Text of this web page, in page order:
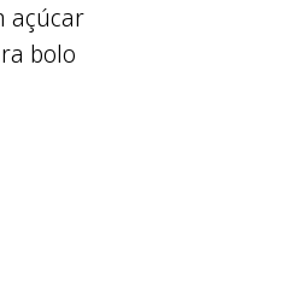
açúcar
bolo